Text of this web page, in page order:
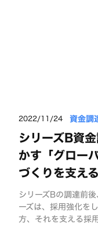
2022/11/24 資金調
シリーズB資
かす「グロー
づくりを支え
シリーズBの調達前
ーズは、採用強化を
方、それを支える採